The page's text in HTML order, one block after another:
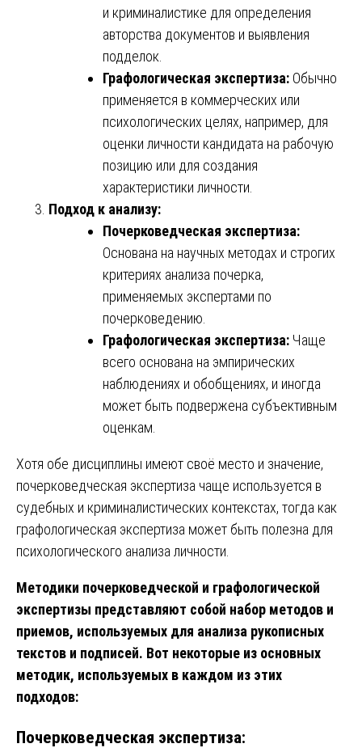
и криминалистике для определения
авторства документов и выявления
подделок.
Графологическая экспертиза: Обычно
применяется в коммерческих или
психологических целях, например, для
оценки личности кандидата на рабочую
позицию или для создания
характеристики личности.
Подход к анализу:
Почерковедческая экспертиза:
Основана на научных методах и строгих
критериях анализа почерка,
применяемых экспертами по
почерковедению.
Графологическая экспертиза: Чаще
всего основана на эмпирических
наблюдениях и обобщениях, и иногда
может быть подвержена субъективным
оценкам.
Хотя обе дисциплины имеют своё место и значение,
почерковедческая экспертиза чаще используется в
судебных и криминалистических контекстах, тогда как
графологическая экспертиза может быть полезна для
психологического анализа личности.
Методики почерковедческой и графологической
экспертизы представляют собой набор методов и
приемов, используемых для анализа рукописных
текстов и подписей. Вот некоторые из основных
методик, используемых в каждом из этих
подходов:
Почерковедческая экспертиза: